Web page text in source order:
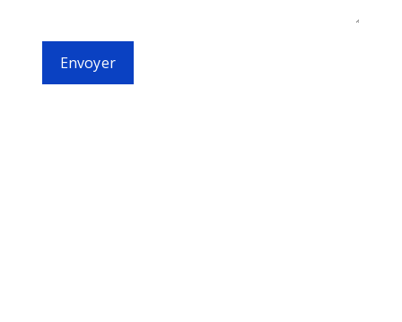
Envoyer